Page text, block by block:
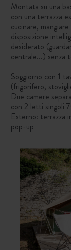
Montata su una
con una terrazza
cucinare,
disposizione
desiderato
centrale...) senza
Soggiorno con 1
(frigorifero,
Due camere
con 2 letti singoli
Esterno: terrazza
pop-up